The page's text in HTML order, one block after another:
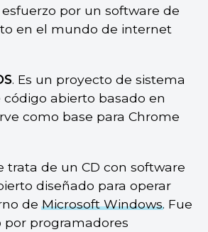
por un software de
en el mundo de internet
. Es un proyecto de sistema
abierto basado en
como base para Chrome
trata de un CD con software
diseñado para operar
deMicrosoft Windows. Fue
por programadores